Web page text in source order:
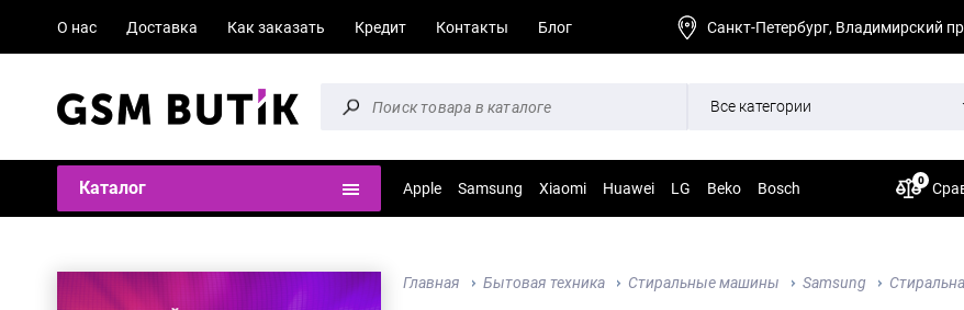
О нас Доставка Как заказать Кредит Контакты Блог Санкт-Петербург, Владимирский
Все категории
Каталог Apple Samsung Xiaomi Huawei LG Beko Bosch 0
Главная Бытовая техника Стиральные машины Samsung